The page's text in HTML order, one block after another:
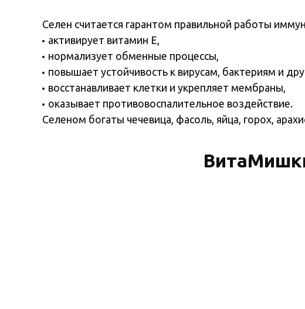
Селен считается гарантом правильной работы
активирует витамин Е,
нормализует обменные процессы,
повышает устойчивость к вирусам, бактериям и
восстанавливает клетки и укрепляет мембраны,
оказывает противовоспалительное воздействие.
Селеном богаты чечевица, фасоль, яйца, горох,